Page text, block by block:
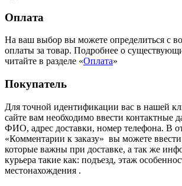
Оплата
На ваш выбор вы можете определиться с
оплаты за товар. Подробнее о
читайте в разделе «Оплата»
Покупатель
Для точной идентификации вас в нашей
сайте вам необходимо ввести контактные
ФИО, адрес доставки, номер телефона. В
«Комментарии к заказу» вы можете
которые важны при доставке, а так же
курьера такие как: подъезд, этаж
местонахождения .